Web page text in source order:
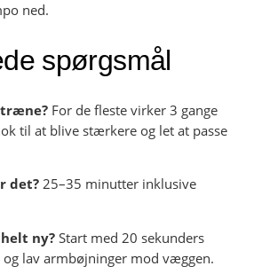
ned.
spørgsmål
For de fleste virker 3 gange
til at blive stærkere og let at passe
det? 25–35 minutter inklusive
ny? Start med 20 sekunders
og lav armbøjninger mod væggen.